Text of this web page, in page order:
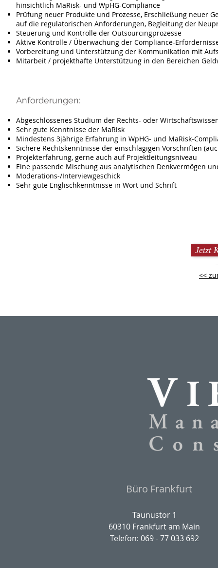
hinsichtlich MaRisk- und WpHG-Compliance
Prüfung neuer Produkte und Prozesse, Erschließung neuer
auf die regulatorischen Anforderungen, Begleitung der
Steuerung und Kontrolle der Outsourcingprozesse
Aktive Kontrolle / Überwachung der Compliance-
Vorbereitung und Unterstützung der Kommunikation mit
Mitarbeit / projekthafte Unterstützung in den Bereichen
Anforderungen:
Abgeschlossenes Studium der Rechts- oder
Sehr gute Kenntnisse der MaRisk
Mindestens 3jährige Erfahrung in WpHG- und MaRisk-
Sichere Rechtskenntnisse der einschlägigen Vorschriften
Projekterfahrung, gerne auch auf Projektleitungsniveau
Eine passende Mischung aus analytischen Denkvermögen
Moderations-/Interviewgeschick
Sehr gute Englischkenntnisse in Wort und Schrift
Jetzt
<<
Büro Frankfurt
Taunustor 1
60310 Frankfurt am Main
Telefon: 069 - 77 033 692